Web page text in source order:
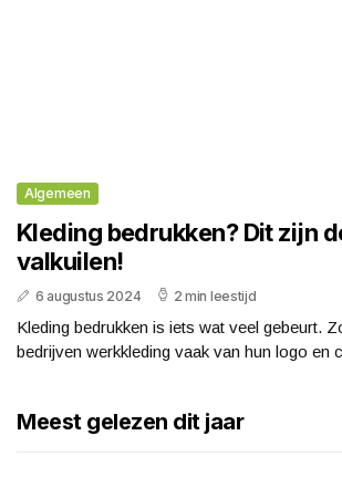
Algemeen
Kleding bedrukken? Dit zijn
valkuilen!
6 augustus 2024 2 min leestijd
Kleding bedrukken is iets wat veel gebeurt.
bedrijven werkkleding vaak van hun logo en
Meest gelezen dit jaar